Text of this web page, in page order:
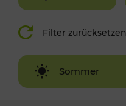
Filter zurücksetzen
Sommer
Winter